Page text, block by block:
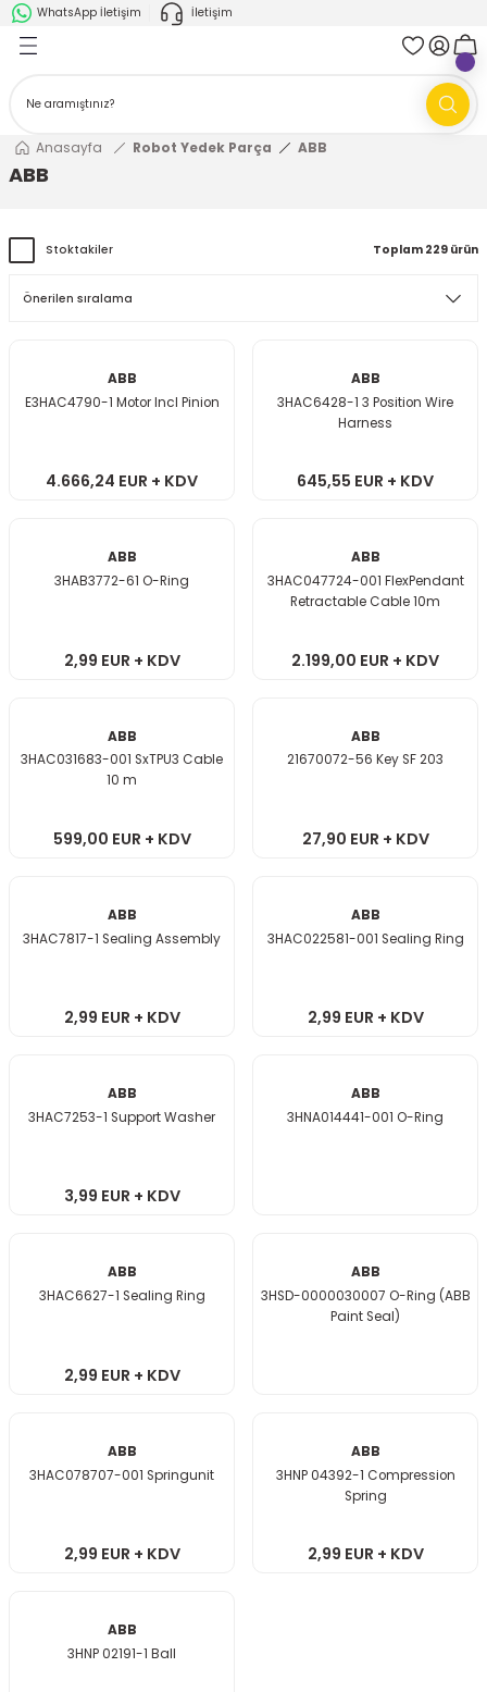
WhatsApp İletişim İletişim
Geri Dön
AMR'ler
Endüstriyel Robotlar
Ark Kaynağı Robotları
Paletleme Robotları
Geri Dön
Anasayfa Robot Yedek Parça ABB
ABB
Stoktakiler Toplam 229 ürün
ABB
E3HAC4790-1 Motor Incl Pinion
4.666,24 EUR + KDV
ABB
3HAC6428-1 3 Position Wire
Harness
645,55 EUR + KDV
ABB
3HAB3772-61 O-Ring
2,99 EUR + KDV
ABB
3HAC047724-001 FlexPendant
Retractable Cable 10m
2.199,00 EUR + KDV
ABB
3HAC031683-001 SxTPU3 Cable
10 m
599,00 EUR + KDV
ABB
21670072-56 Key SF 203
27,90 EUR + KDV
ABB
3HAC7817-1 Sealing Assembly
2,99 EUR + KDV
ABB
3HAC022581-001 Sealing Ring
2,99 EUR + KDV
ABB
3HAC7253-1 Support Washer
3,99 EUR + KDV
ABB
3HNA014441-001 O-Ring
ABB
3HAC6627-1 Sealing Ring
2,99 EUR + KDV
ABB
3HSD-0000030007 O-Ring (ABB
Paint Seal)
ABB
3HAC078707-001 Springunit
2,99 EUR + KDV
ABB
3HNP 04392-1 Compression
Spring
2,99 EUR + KDV
ABB
3HNP 02191-1 Ball